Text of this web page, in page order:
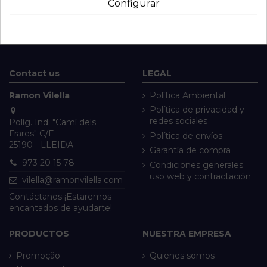
Contact us
Ramon Vilella
Políg. Ind. "Camí dels
Frares" C/F
25190 - LLEIDA
973 20 15 78
vilella@ramonvilella.com
Contáctanos ¡Estaremos
encantados de ayudarte!
LEGAL
Política Ambiental
Política de privacidad y
redes sociales
Política de envíos
Garantía de compra
Condiciones generales
uso web y contractación
PRODUCTOS
Promoção
NUESTRA EMPRESA
Quienes somos
Configurar